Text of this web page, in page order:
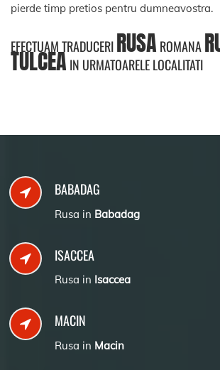
pierde timp pretios pentru dumneavostra.
EFECTUAM TRADUCERIRUSA ROMANA
TULCEA IN URMATOARELE LOCALITATI
BABADAG
Rusa in Babadag
ISACCEA
Rusa in Isaccea
MACIN
Rusa in Macin